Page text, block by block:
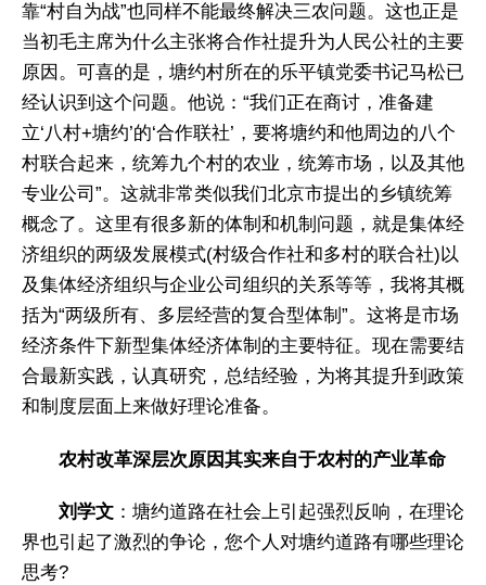
靠“村自为战”也同样不能最终解决三农问题。这也正是
当初毛主席为什么主张将合作社提升为人民公社的主要
原因。可喜的是，塘约村所在的乐平镇党委书记马松已
经认识到这个问题。他说：“我们正在商讨，准备建
立‘八村+塘约’的‘合作联社’，要将塘约和他周边的八个
村联合起来，统筹九个村的农业，统筹市场，以及其他
专业公司”。这就非常类似我们北京市提出的乡镇统筹
概念了。这里有很多新的体制和机制问题，就是集体经
济组织的两级发展模式(村级合作社和多村的联合社)以
及集体经济组织与企业公司组织的关系等等，我将其概
括为“两级所有、多层经营的复合型体制”。这将是市场
经济条件下新型集体经济体制的主要特征。现在需要结
合最新实践，认真研究，总结经验，为将其提升到政策
和制度层面上来做好理论准备。
农村改革深层次原因其实来自于农村的产业革命
刘学文 ：塘约道路在社会上引起强烈反响，在理论
界也引起了激烈的争论，您个人对塘约道路有哪些理论
思考?